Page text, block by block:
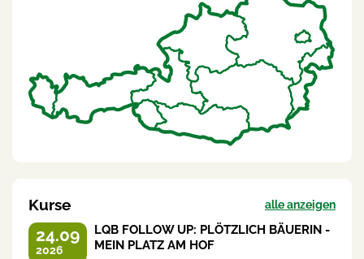
Kurse alle anzeigen
24.09
2026
LQB FOLLOW UP: PLÖTZLICH BÄUERIN -
MEIN PLATZ AM HOF